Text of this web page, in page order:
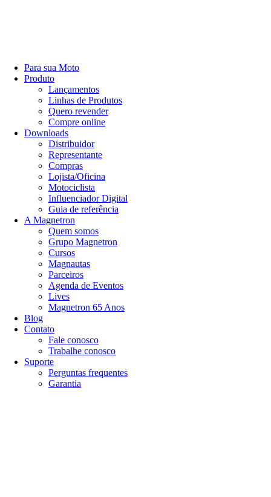
Para sua Moto
Produto
Lançamentos
Linhas de Produtos
Quero revender
Compre online
Downloads
Distribuidor
Representante
Compras
Lojista/Oficina
Motociclista
Influenciador Digital
Guia de referência
A Magnetron
Quem somos
Grupo Magnetron
Cursos
Magnautas
Parceiros
Agenda de Eventos
Lives
Magnetron 65 Anos
Blog
Contato
Fale conosco
Trabalhe conosco
Suporte
Perguntas frequentes
Garantia